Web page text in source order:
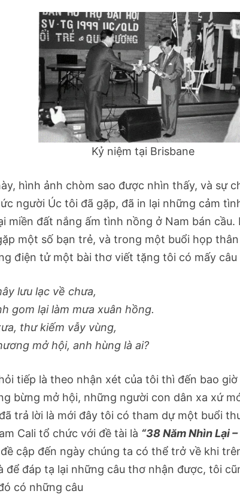
Kỷ niệm tại Brisbane
hình ảnh chòm sao được nhìn thấy, và sự
người Úc tôi đã gặp, đã in lại những cảm
miền đất nắng ấm tình nồng ở Nam bán cầu.
một số bạn trẻ, và trong một buổi họp
điện tử một bài thơ viết tặng tôi có mấy câu
lưu lạc về chưa,
gom lại làm mưa xuân hồng.
thư kiếm vẫy vùng,
mở hội, anh hùng là ai?
là theo nhận xét của tôi thì đến bao giờ
bừng mở hội, những người con dân xa xứ
trả lời là mới đây tôi có tham dự một buổi
Cali tổ chức với đề tài là “38 Năm Nhìn Lại
cập đến ngày chúng ta có thể trở về khi
để đáp tạ lại những câu thơ nhận được, tôi
có những câu